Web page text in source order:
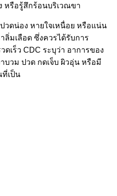
หรือรู้สึกร้อนบริเวณขา
วดน่อง หายใจเหนื่อย หรือแน่น
มเลือด ซึ่งควรได้รับการ
เร็ว CDC ระบุว่า อาการของ
บวม ปวด กดเจ็บ ผิวอุ่น หรือมี
ที่เป็น